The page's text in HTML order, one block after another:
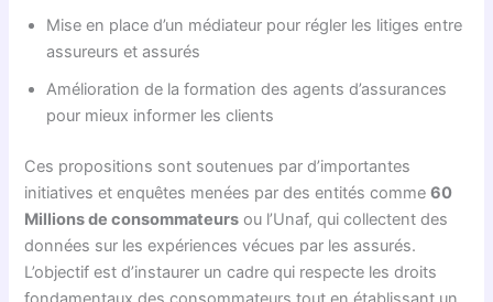
Mise en place d’un médiateur pour régler les litiges entre
assureurs et assurés
Amélioration de la formation des agents d’assurances
pour mieux informer les clients
Ces propositions sont soutenues par d’importantes
initiatives et enquêtes menées par des entités comme60
Millions de consommateurs ou l’Unaf, qui collectent des
données sur les expériences vécues par les assurés.
L’objectif est d’instaurer un cadre qui respecte les droits